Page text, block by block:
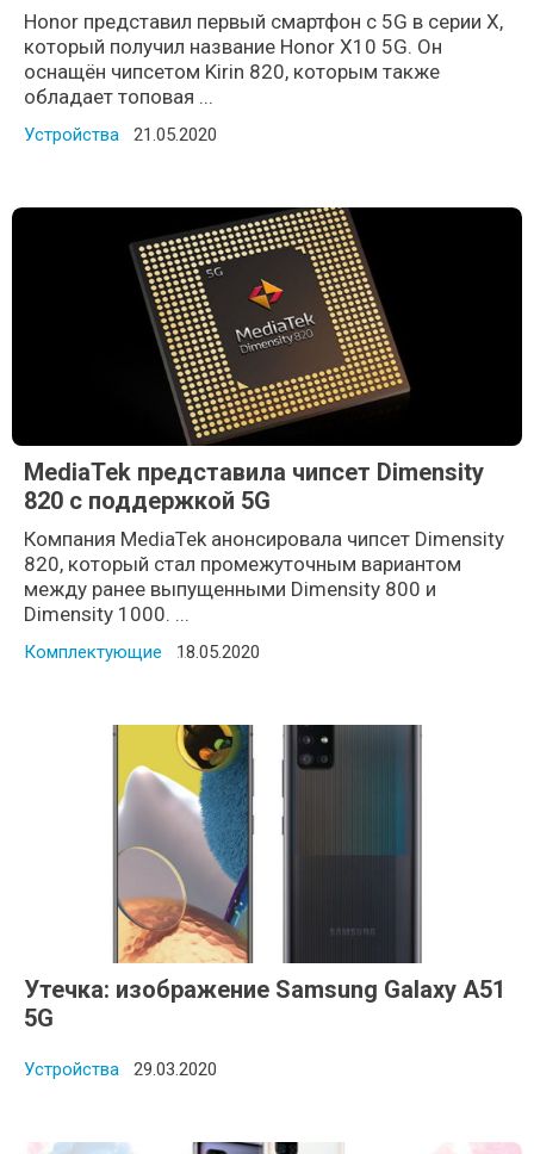
Honor представил первый смартфон с 5G в серии X,
который получил название Honor X10 5G. Он
оснащён чипсетом Kirin 820, которым также
обладает топовая ...
Устройства Posted on
21.05.2020
MediaTek представила чипсет Dimensity
820 с поддержкой 5G
Компания MediaTek анонсировала чипсет Dimensity
820, который стал промежуточным вариантом
между ранее выпущенными Dimensity 800 и
Dimensity 1000. ...
Комплектующие Posted on
18.05.2020
Утечка: изображение Samsung Galaxy A51
5G
Устройства Posted on
29.03.2020